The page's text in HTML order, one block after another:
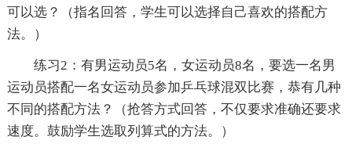
可以选？（指名回答，学生可以选择自己喜欢的搭配方
法。）
练习2：有男运动员5名，女运动员8名，要选一名男
运动员搭配一名女运动员参加乒乓球混双比赛，恭有几种
不同的搭配方法？（抢答方式回答，不仅要求准确还要求
速度。鼓励学生选取列算式的方法。）